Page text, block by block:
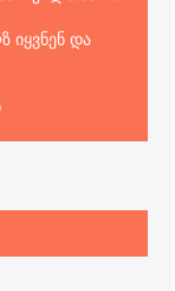
იყვნენ და
ლუფი რო პირატ